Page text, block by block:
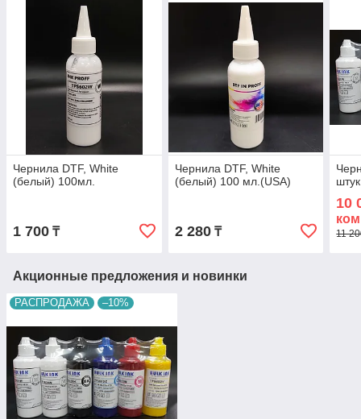
Чернила DTF, White
(белый) 100мл.
1 700 ₸
Чернила DTF, White
(белый) 100 мл.(USA)
2 280₸
10
11
Акционные предложения и новинки
РАСПРОДАЖА –10%